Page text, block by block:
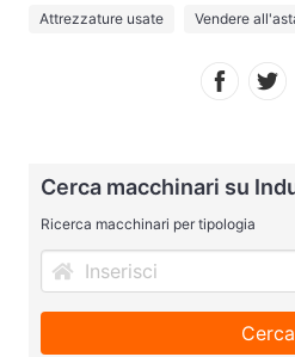
Attrezzature usate Vendere
Cerca macchinari su
Ricerca macchinari per tipologia
Cerca